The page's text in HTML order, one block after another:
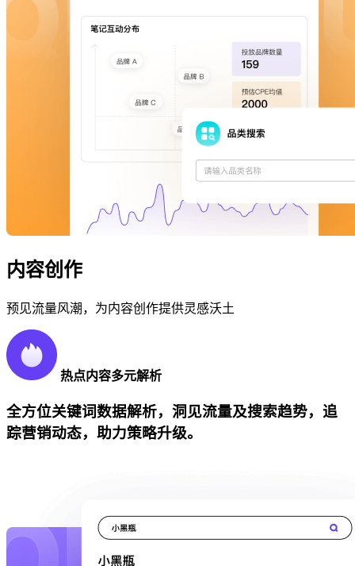
内容创作
预见流量风潮，为内容创作提供灵感沃土
热点内容多元解析
全方位关键词数据解析，洞见流量及搜索趋势，追
踪营销动态，助力策略升级。